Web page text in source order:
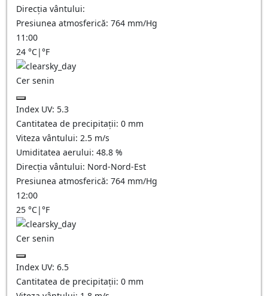
Direcția vântului:
Presiunea atmosferică: 764 mm/Hg
11:00
24 °C|°F
Cer senin
Index UV: 5.3
Cantitatea de precipitații: 0 mm
Viteza vântului: 2.5 m/s
Umiditatea aerului: 48.8 %
Direcția vântului: Nord-Nord-Est
Presiunea atmosferică: 764 mm/Hg
12:00
25 °C|°F
Cer senin
Index UV: 6.5
Cantitatea de precipitații: 0 mm